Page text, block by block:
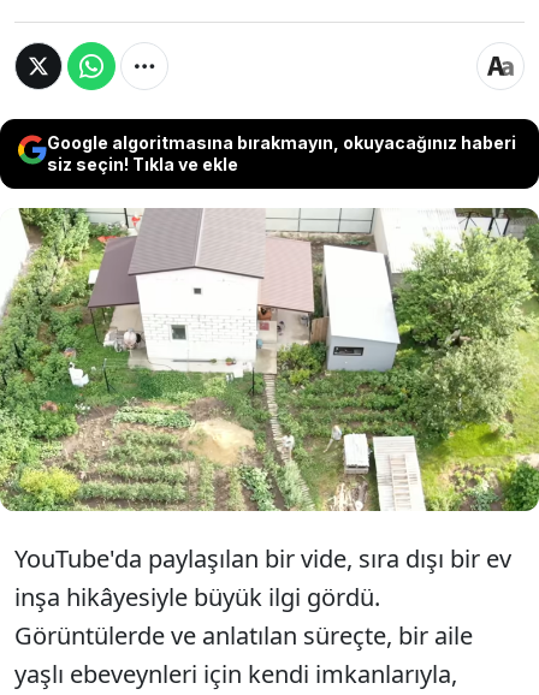
Google algoritmasına bırakmayın, okuyacağınız haberi
siz seçin! Tıkla ve ekle
Yaşlı ebeveynleri için kolları sıvayan bir aile,
geleneksel yöntemlere meydan okuyarak ezber
bozan bir konut inşa etti. Çevre sakinlerinin "çok
ucuza kaçtılar, bu yapı ayakta kalmaz" diyerek
burun kıvırdığı yenilikçi proje tamamlandığında,
dalga geçen tüm komşular şoke oldu
YouTube'da paylaşılan bir vide, sıra dışı bir ev
inşa hikâyesiyle büyük ilgi gördü.
Görüntülerde ve anlatılan süreçte, bir aile
yaşlı ebeveynleri için kendi imkanlarıyla,